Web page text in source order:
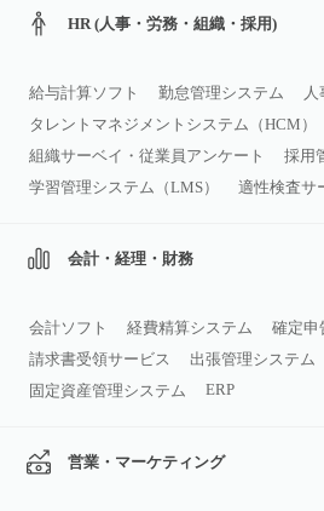
HR (人事・労務・組織・採用)
給与計算ソフト 勤怠管理システム
人
タレントマネジメントシステム（HCM）
組織サーベイ・従業員アンケート
採用
学習管理システム（LMS）
適性検査サ
会計・経理・財務
会計ソフト 経費精算システム
確定申
請求書受領サービス
出張管理システム
固定資産管理システム
ERP
営業・マーケティング